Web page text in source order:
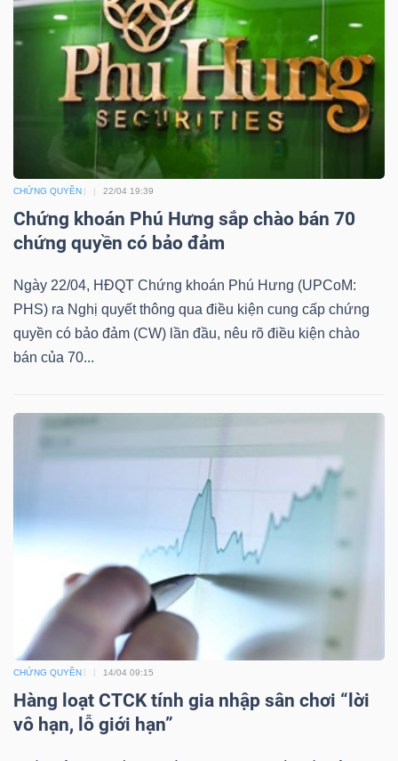
CHỨNG QUYỀN 22/04 19:39
Chứng khoán Phú Hưng sắp chào bán 70
chứng quyền có bảo đảm
Ngày 22/04, HĐQT Chứng khoán Phú Hưng (UPCoM:
PHS) ra Nghị quyết thông qua điều kiện cung cấp chứng
quyền có bảo đảm (CW) lần đầu, nêu rõ điều kiện chào
bán của 70...
CHỨNG QUYỀN 14/04 09:15
Hàng loạt CTCK tính gia nhập sân chơi “lời
vô hạn, lỗ giới hạn”
YẾU
YẾU
SÓC
SỨC
CÔNG
NGHỆ
THÔNG